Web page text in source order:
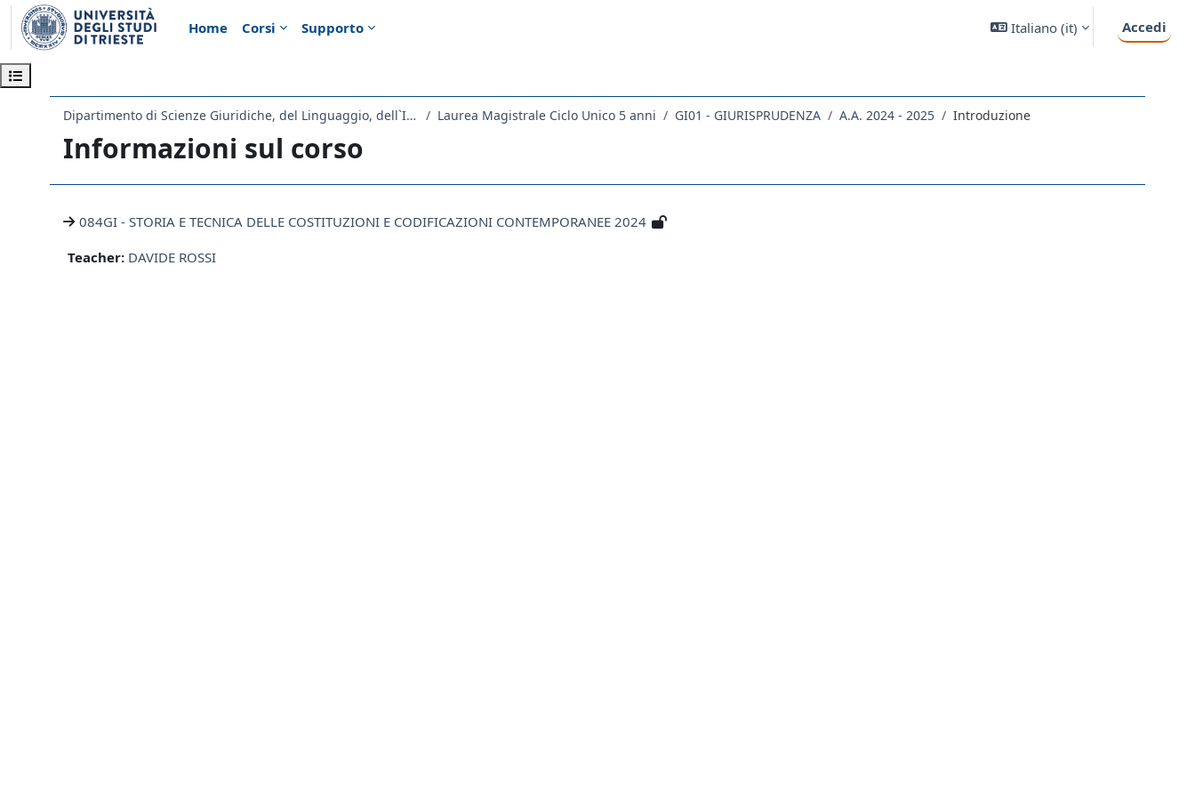
Vai al contenuto principale
Home
Corsi Supporto Italiano ‎(it)‎ Accedi
Apri indice del corso
Dipartimento di Scienze Giuridiche, del Linguaggio, dell`Interpretazione e della Traduzione Laurea Magistrale Ciclo Unico 5 anni GI01 - GIURISPRUDENZA A.A. 2024 - 2025 Introduzione
Informazioni sul corso
084GI - STORIA E TECNICA DELLE COSTITUZIONI E CODIFICAZIONI CONTEMPORANEE 2024
Teacher: DAVIDE ROSSI